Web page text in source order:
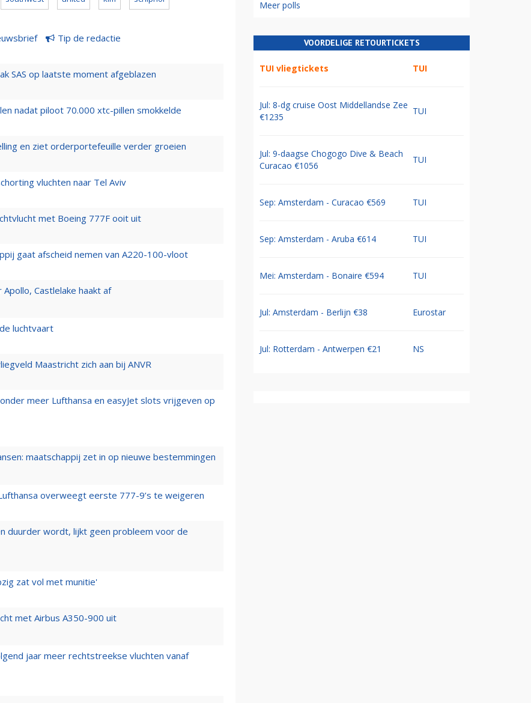
Tip de redactie
SAS op laatste moment afgeblazen
nadat piloot 70.000 xtc-pillen smokkelde
en ziet orderportefeuille verder groeien
vluchten naar Tel Aviv
met Boeing 777F ooit uit
gaat afscheid nemen van A220-100-vloot
Castlelake haakt af
luchtvaart
Maastricht zich aan bij ANVR
meer Lufthansa en easyJet slots vrijgeven op
maatschappij zet in op nieuwe bestemmingen
overweegt eerste 777-9’s te weigeren
duurder wordt, lijkt geen probleem voor de
zat vol met munitie'
met Airbus A350-900 uit
jaar meer rechtstreekse vluchten vanaf
Meer polls
VOORDELIGE RETOURTICKETS
TUI vliegtickets TUI
Jul: 8-dg cruise Oost Middellandse Zee
€1235
TUI
Jul: 9-daagse Chogogo Dive & Beach
Curacao €1056
TUI
Sep: Amsterdam - Curacao €569 TUI
Sep: Amsterdam - Aruba €614 TUI
Mei: Amsterdam - Bonaire €594 TUI
Jul: Amsterdam - Berlijn €38 Eurostar
Jul: Rotterdam - Antwerpen €21 NS